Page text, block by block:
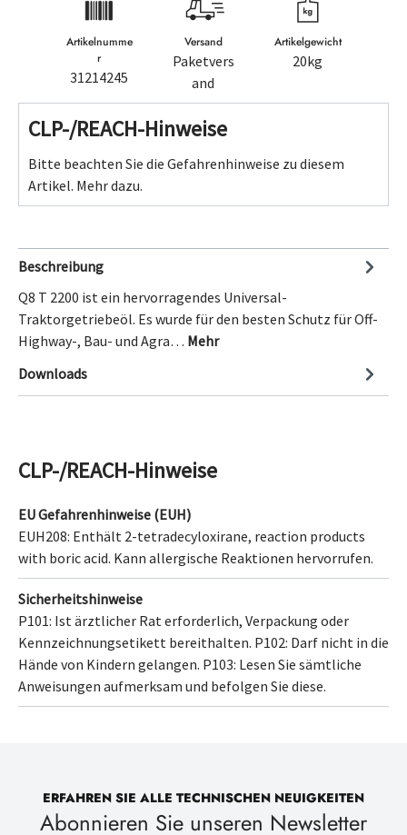
Artikelnumme
r
31214245
Versand
Paketvers
and
Artikelgewicht
20kg
CLP-/REACH-Hinweise
Bitte beachten Sie die Gefahrenhinweise zu diesem
Artikel. Mehr dazu.
Beschreibung
Q8 T 2200 ist ein hervorragendes Universal-
Traktorgetriebeöl. Es wurde für den besten Schutz für Off-
Highway-, Bau- und Agra… Mehr
Downloads
CLP-/REACH-Hinweise
EU Gefahrenhinweise (EUH)
EUH208: Enthält 2-tetradecyloxirane, reaction products
with boric acid. Kann allergische Reaktionen hervorrufen.
Sicherheitshinweise
P101: Ist ärztlicher Rat erforderlich, Verpackung oder
Kennzeichnungsetikett bereithalten. P102: Darf nicht in die
Hände von Kindern gelangen. P103: Lesen Sie sämtliche
Anweisungen aufmerksam und befolgen Sie diese.
ERFAHREN SIE ALLE TECHNISCHEN NEUIGKEITEN
Abonnieren Sie unseren Newsletter